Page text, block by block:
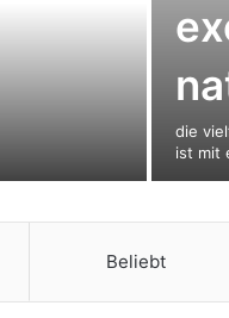
die
ist mit
Beliebt